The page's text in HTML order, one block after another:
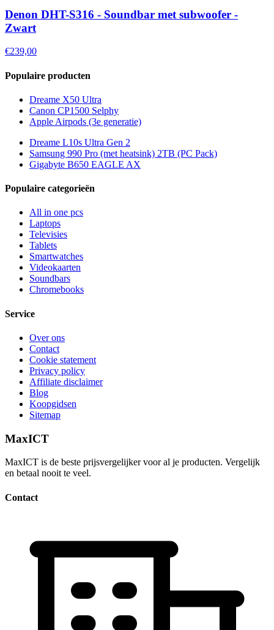
Denon DHT-S316 - Soundbar met subwoofer -
Zwart
€239,00
Populaire producten
Dreame X50 Ultra
Canon CP1500 Selphy
Apple Airpods (3e generatie)
Dreame L10s Ultra Gen 2
Samsung 990 Pro (met heatsink) 2TB (PC Pack)
Gigabyte B650 EAGLE AX
Populaire categorieën
All in one pcs
Laptops
Televisies
Tablets
Smartwatches
Videokaarten
Soundbars
Chromebooks
Service
Over ons
Contact
Cookie statement
Privacy policy
Affiliate disclaimer
Blog
Koopgidsen
Sitemap
MaxICT
MaxICT is de beste prijsvergelijker voor al je producten. Vergelijk
en betaal nooit te veel.
Contact